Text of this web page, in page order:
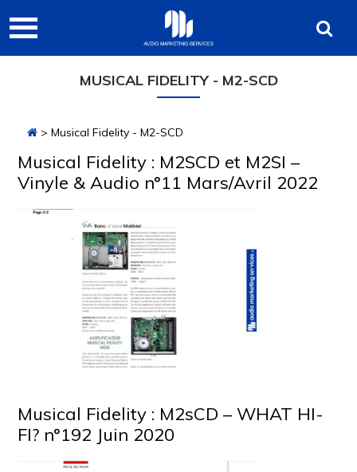
la
au
contenu
la
Audio
Marketing
Services
MUSICAL FIDELITY - M2-SCD
> Musical Fidelity - M2-SCD
Musical Fidelity : M2SCD et M2SI –
Vinyle & Audio n°11 Mars/Avril 2022
Musical Fidelity : M2sCD – WHAT HI-
FI? n°192 Juin 2020